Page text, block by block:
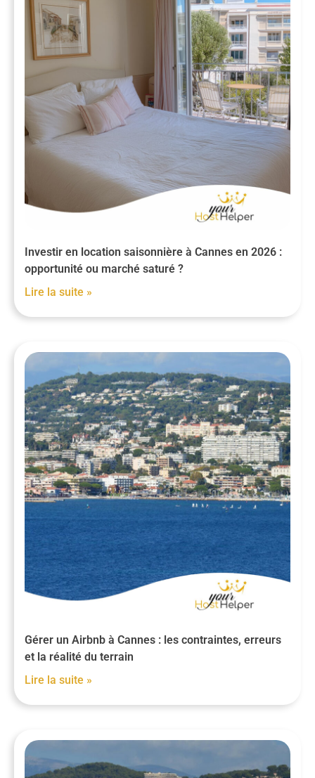
Investir en location saisonnière à Cannes en 2026 :
opportunité ou marché saturé ?
Lire la suite »
Gérer un Airbnb à Cannes : les contraintes, erreurs
et la réalité du terrain
Lire la suite »